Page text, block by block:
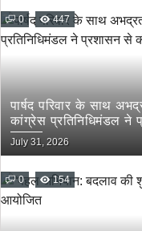
0 447
पार्षद परिवार के साथ
कांग्रेस प्रतिनिधिमंडल ने
मांग
July 31, 2026
0 154